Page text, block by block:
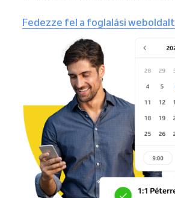
Fedezze fel a foglalási weboldalt